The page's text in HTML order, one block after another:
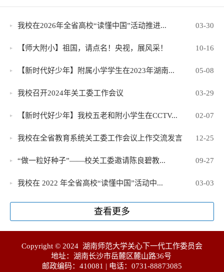
03-30
我校在2026年全省高校“读懂中国”活动推进...
10-16
【师大附小】祖国，请点名！央视，展风采！
05-08
【新时代好少年】附属小学学生在2023年湖南...
03-29
我校召开2024年关工委工作会议
02-07
【新时代好少年】我校五老和附小学生在CCTV...
12-25
我校在全省教育系统关工委工作会议上作交流发言
09-27
“做一粒好种子”——校关工委邀请陈良碧教...
03-03
我校在 2022 年全省高校“读懂中国”活动中...
查看更多
Copyright © 2024 湖南师范大学关心下一代工作委员会
地址：湖南长沙市岳麓区麓山路36号
邮政编码：410081 | 电话：0731-88873085